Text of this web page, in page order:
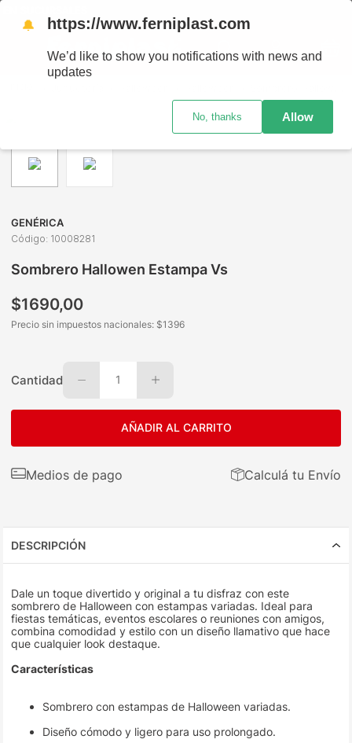
GENÉRICA
Código: 10008281
Sombrero Hallowen Estampa Vs
$1690,00
Precio sin impuestos nacionales: $1396
Cantidad 1
AÑADIR AL CARRITO
Medios de pago Calculá tu Envío
DESCRIPCIÓN
Dale un toque divertido y original a tu disfraz con este
sombrero de Halloween con estampas variadas. Ideal para
fiestas temáticas, eventos escolares o reuniones con amigos,
combina comodidad y estilo con un diseño llamativo que hace
que cualquier look destaque.
Características
Sombrero con estampas de Halloween variadas.
Diseño cómodo y ligero para uso prolongado.
🔔 https://www.ferniplast.com
We’d like to show you notifications with news and
updates
No, thanks Allow